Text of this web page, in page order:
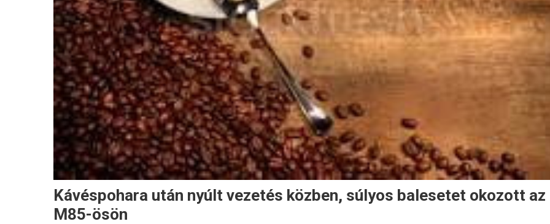
Kávéspohara után nyúlt vezetés közben, súlyos balesetet okozott az
M85-ösön